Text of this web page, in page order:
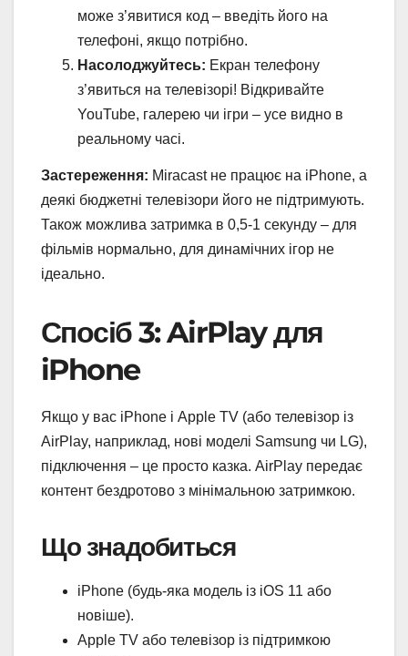
може з’явитися код – введіть його на
телефоні, якщо потрібно.
Насолоджуйтесь: Екран телефону
з’явиться на телевізорі! Відкривайте
YouTube, галерею чи ігри – усе видно в
реальному часі.
Застереження: Miracast не працює на iPhone, а
деякі бюджетні телевізори його не підтримують.
Також можлива затримка в 0,5-1 секунду – для
фільмів нормально, для динамічних ігор не
ідеально.
Спосіб 3: AirPlay для
iPhone
Якщо у вас iPhone і Apple TV (або телевізор із
AirPlay, наприклад, нові моделі Samsung чи LG),
підключення – це просто казка. AirPlay передає
контент бездротово з мінімальною затримкою.
Що знадобиться
iPhone (будь-яка модель із iOS 11 або
новіше).
Apple TV або телевізор із підтримкою